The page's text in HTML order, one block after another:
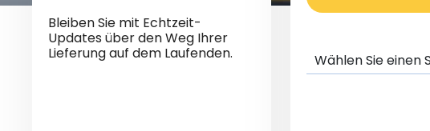
Bleiben Sie mit Echtzeit-
Updates über den Weg Ihrer
Lieferung auf dem Laufenden.